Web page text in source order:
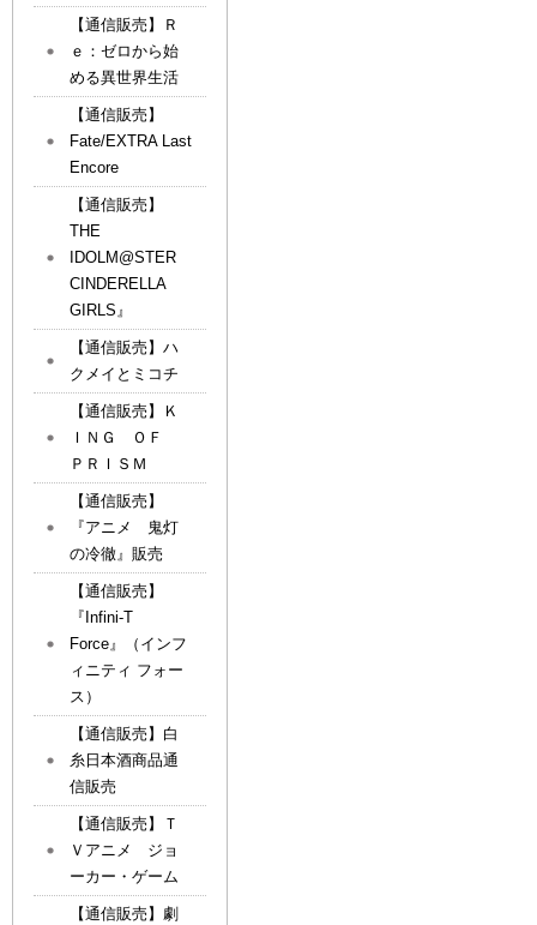
【通信販売】Ｒ
ｅ：ゼロから始
める異世界生活
【通信販売】
Fate/EXTRA Last
Encore
【通信販売】
THE
IDOLM@STER
CINDERELLA
GIRLS』
【通信販売】ハ
クメイとミコチ
【通信販売】Ｋ
ＩＮＧ ＯＦ
ＰＲＩＳＭ
【通信販売】
『アニメ 鬼灯
の冷徹』販売
【通信販売】
『Infini-T
Force』（インフ
ィニティ フォー
ス）
【通信販売】白
糸日本酒商品通
信販売
【通信販売】Ｔ
Ｖアニメ ジョ
ーカー・ゲーム
【通信販売】劇